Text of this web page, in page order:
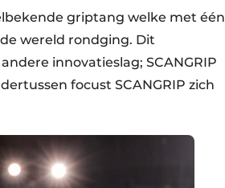
griptang welke met één
wereld rondging. Dit
innovatieslag; SCANGRIP
focust SCANGRIP zich